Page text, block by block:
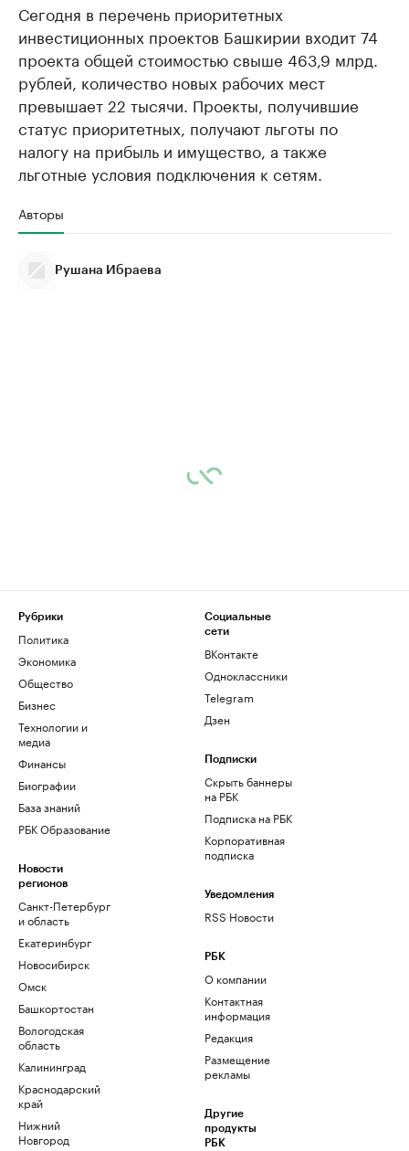
Сегодня в перечень приоритетных
инвестиционных проектов Башкирии входит 74
проекта общей стоимостью свыше 463,9 млрд.
рублей, количество новых рабочих мест
превышает 22 тысячи. Проекты, получившие
статус приоритетных, получают льготы по
налогу на прибыль и имущество, а также
льготные условия подключения к сетям.
Авторы
Рушана Ибраева
Рубрики
Политика
Экономика
Общество
Бизнес
Технологии и
медиа
Финансы
Биографии
База знаний
РБК Образование
Новости
регионов
Санкт-Петербург
и область
Екатеринбург
Новосибирск
Омск
Башкортостан
Вологодская
область
Калининград
Краснодарский
край
Нижний
Новгород
Социальные
сети
ВКонтакте
Одноклассники
Telegram
Дзен
Подписки
Скрыть баннеры
на РБК
Подписка на РБК
Корпоративная
подписка
Уведомления
RSS Новости
РБК
О компании
Контактная
информация
Редакция
Размещение
рекламы
Другие
продукты
РБК